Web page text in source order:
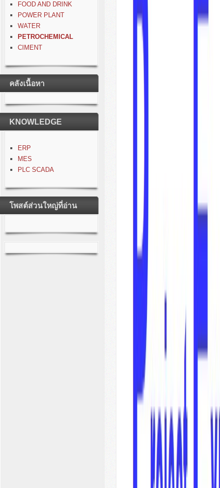
FOOD AND DRINK
POWER PLANT
WATER
PETROCHEMICAL
CIMENT
คลังเนื้อหา
KNOWLEDGE
ERP
MES
PLC SCADA
โพสต์ส่วนใหญ่ที่อ่าน